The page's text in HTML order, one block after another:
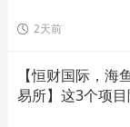
2天前
【恒财国际，海
易所】这3个项